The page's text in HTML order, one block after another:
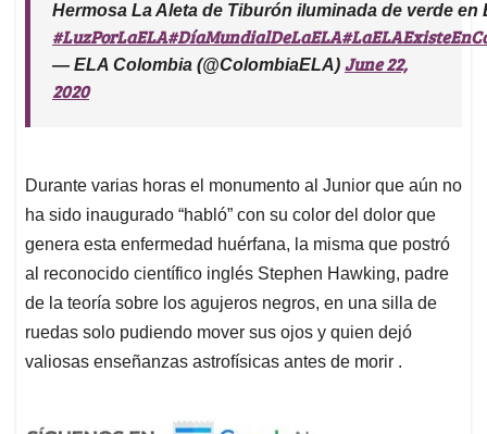
Hermosa La Aleta de Tiburón iluminada de verde
#LuzPorLaELA#DíaMundialDeLaELA
— ELA Colombia (@ColombiaELA) June 22,
2020
Durante varias horas el monumento al Junior que aún no
ha sido inaugurado “habló” con su color del dolor que
genera esta enfermedad huérfana, la misma que postró
al reconocido científico inglés Stephen Hawking, padre
de la teoría sobre los agujeros negros, en una silla de
ruedas solo pudiendo mover sus ojos y quien dejó
valiosas enseñanzas astrofísicas antes de morir .